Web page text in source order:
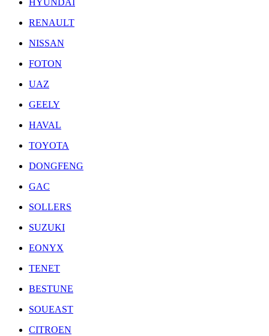
HYUNDAI
RENAULT
NISSAN
FOTON
UAZ
GEELY
HAVAL
TOYOTA
DONGFENG
GAC
SOLLERS
SUZUKI
EONYX
TENET
BESTUNE
SOUEAST
CITROEN